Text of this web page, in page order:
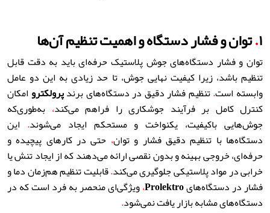
۱.توان و فشار دستگاه و اهمیت تنظیم آن‌ها
توان و فشار دستگاه‌های جوش پلاستیک حرفه‌ای باید به دقت قابل
تنظیم باشد، زیرا کیفیت نهایی جوش، تا حد زیادی به این دو عامل
وابسته است.تنظیم فشار دقیق در دستگاه‌های برندپرولکتروامکان
کنترل کامل بر فرآیند جوشکاری را فراهم می‌کند، به‌طوری‌که
جوش‌هایی باکیفیت، یکنواخت و مستحکم ایجاد می‌شوند. این
دستگاه‌ها با تنظیم دقیق فشار و توان، حتی در کارهای پیچیده و
حرفه‌ای، خروجی بهینه و بدون نقصی ارائه می‌دهند که از ایجاد تنش یا
خرابی در مواد پلاستیکی جلوگیری می‌کند.قابلیت تنظیم هم‌زمان دما و
فشار در دستگاه‌هایProlektro،ویژگی‌ای منحصر به فرد است که در
دستگاه‌های مشابه بازار یافت نمی‌شود.